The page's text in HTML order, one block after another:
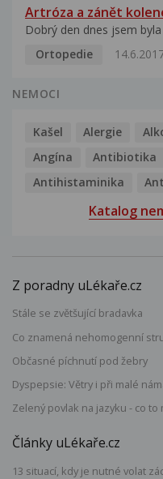
Artróza a zánět
Dobrý den dnes jsem
Ortopedie
NEMOCI
Kašel Alergie
Angína
Antibiotika
Antihistaminika
Katalog
Z poradny uLékaře.cz
Stále se zvětšující bradavka
Co znamená nehomogenní
Občasné píchnutí pod žebry
Dyspepsie: Větry i při malé
Zelený povlak na jazyku - co to
Články uLékaře.cz
13 situací, kdy je nutné volat